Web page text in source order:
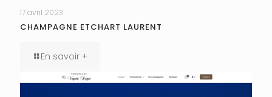
17 avril 2023
CHAMPAGNE ETCHART LAURENT
En savoir +